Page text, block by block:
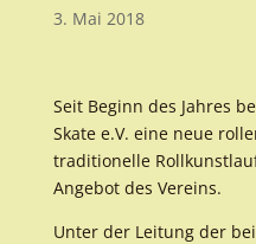
3. Mai 2018
Seit Beginn des Jahres
Skate e.V. eine neue
traditionelle
Angebot des Vereins.
Unter der Leitung der